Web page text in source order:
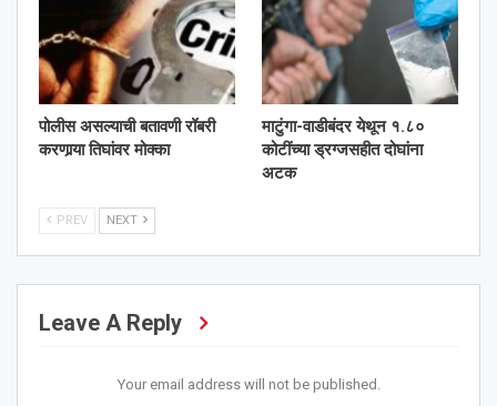
पोलीस असल्याची बतावणी रॉबरी
करणार्‍या तिघांवर मोक्का
माटुंगा-वाडीबंदर येथून १.८०
कोटींच्या ड्रग्जसहीत दोघांना
अटक
PREV NEXT
Leave A Reply
Your email address will not be published.